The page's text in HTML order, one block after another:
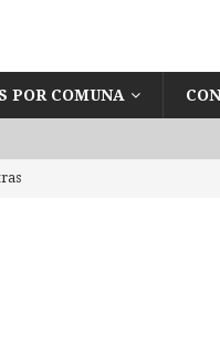
POR COMUNA
interior